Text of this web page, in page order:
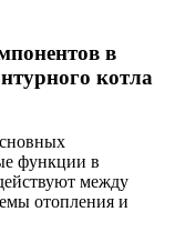
в
котла
функции в
между
отопления и